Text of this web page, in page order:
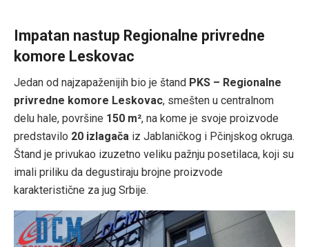
Impatan nastup Regionalne privredne
komore Leskovac
Jedan od najzapaženijih bio je štand PKS – Regionalne
privredne komore Leskovac, smešten u centralnom
delu hale, površine 150 m², na kome je svoje proizvode
predstavilo 20 izlagača iz Jablaničkog i Pčinjskog okruga.
Štand je privukao izuzetno veliku pažnju posetilaca, koji su
imali priliku da degustiraju brojne proizvode
karakteristične za jug Srbije.